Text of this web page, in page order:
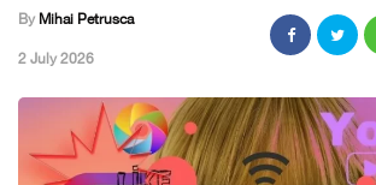
By Mihai Petrusca
,2 July 2026